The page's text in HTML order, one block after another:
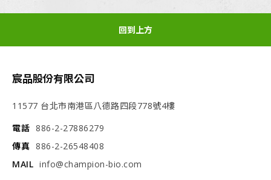
回到上方
宸品股份有限公司
11577 台北市南港區八德路四段778號4樓
電話 886-2-27886279
傳真 886-2-26548408
MAIL info@champion-bio.com